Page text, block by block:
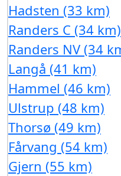
Hadsten (33 km)
Randers C (34 km)
Randers NV (34
Langå (41 km)
Hammel (46 km)
Ulstrup (48 km)
Thorsø (49 km)
Fårvang (54 km)
Gjern (55 km)